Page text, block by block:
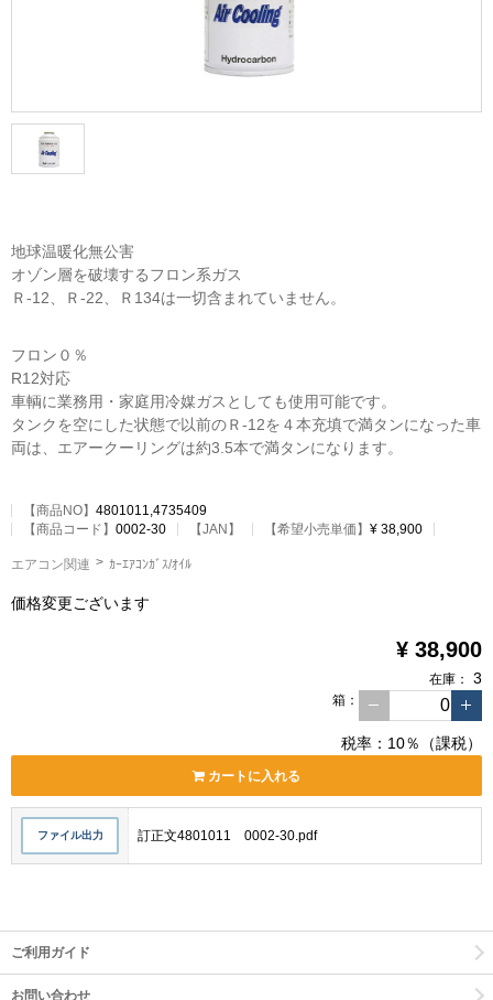
地球温暖化無公害
オゾン層を破壊するフロン系ガス
Ｒ-12、Ｒ-22、Ｒ134は一切含まれていません。
フロン０％
R12対応
車輌に業務用・家庭用冷媒ガスとしても使用可能です。
タンクを空にした状態で以前のＲ-12を４本充填で満タンになった車
両は、エアークーリングは約3.5本で満タンになります。
【商品NO】 4801011,4735409
【商品コード】 0002-30 【JAN】 【希望小売単価】 ¥ 38,900
エアコン関連 ｶｰｴｱｺﾝｶﾞｽ/ｵｲﾙ
価格変更ございます
¥ 38,900
在庫： 3
箱 ：
税率：10％（課税）
カートに入れる
ファイル出力 訂正文4801011 0002-30.pdf
ご利用ガイド
お問い合わせ